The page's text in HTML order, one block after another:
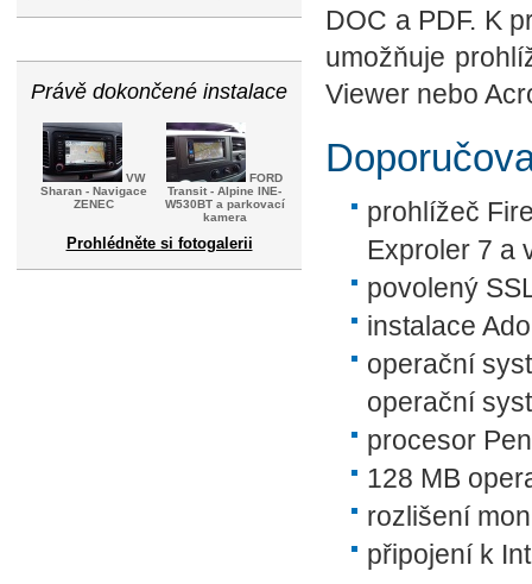
Právě dokončené instalace
VW
Sharan - Navigace
ZENEC
FORD
Transit - Alpine INE-
W530BT a parkovací
kamera
Prohlédněte si fotogalerii
DOC a PDF. K
umožňuje
Viewer nebo
prohlížeč
Exproler 7 a
povolený
instalace
operační
operační
procesor
128 MB
rozlišení
připojení k